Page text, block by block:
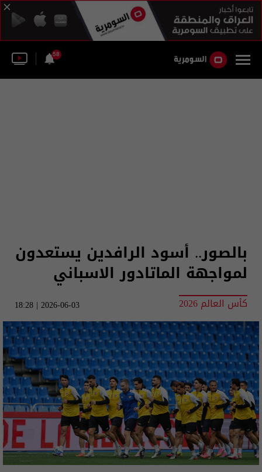
58
بالصور.. أسود الرافدين يستعدون
لمواجهة الماتادور الاسباني
كأس العالم 2026 2026-06-03 | 18:28